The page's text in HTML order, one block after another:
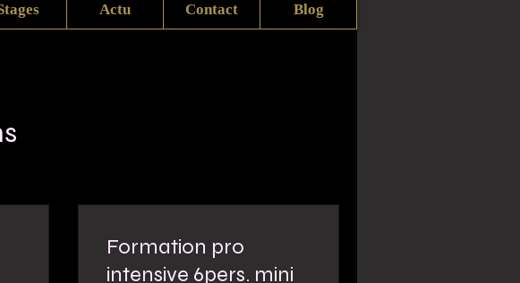
Actu Contact Blog
Formation pro
intensive 6pers. mini